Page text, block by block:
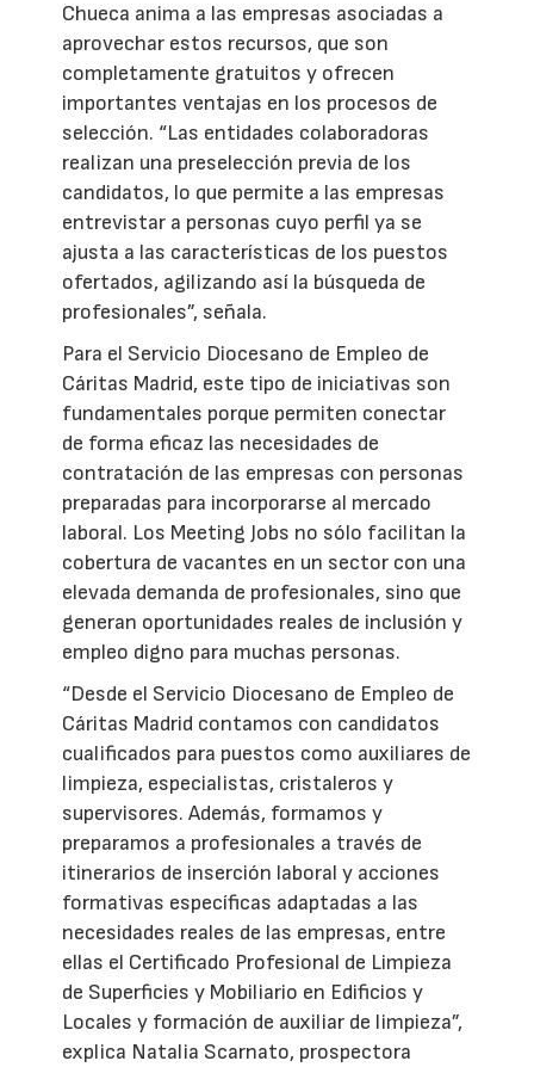
Chueca anima a las empresas asociadas a
aprovechar estos recursos, que son
completamente gratuitos y ofrecen
importantes ventajas en los procesos de
selección. “Las entidades colaboradoras
realizan una preselección previa de los
candidatos, lo que permite a las empresas
entrevistar a personas cuyo perfil ya se
ajusta a las características de los puestos
ofertados, agilizando así la búsqueda de
profesionales”, señala.
Para el Servicio Diocesano de Empleo de
Cáritas Madrid, este tipo de iniciativas son
fundamentales porque permiten conectar
de forma eficaz las necesidades de
contratación de las empresas con personas
preparadas para incorporarse al mercado
laboral. Los Meeting Jobs no sólo facilitan la
cobertura de vacantes en un sector con una
elevada demanda de profesionales, sino que
generan oportunidades reales de inclusión y
empleo digno para muchas personas.
“Desde el Servicio Diocesano de Empleo de
Cáritas Madrid contamos con candidatos
cualificados para puestos como auxiliares de
limpieza, especialistas, cristaleros y
supervisores. Además, formamos y
preparamos a profesionales a través de
itinerarios de inserción laboral y acciones
formativas específicas adaptadas a las
necesidades reales de las empresas, entre
ellas el Certificado Profesional de Limpieza
de Superficies y Mobiliario en Edificios y
Locales y formación de auxiliar de limpieza”,
explica Natalia Scarnato, prospectora